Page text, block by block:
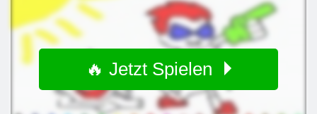
🔥 Jetzt Spielen